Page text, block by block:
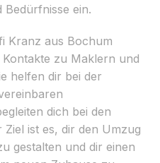
ein.
Kranz aus Bochum
zu Maklern und
helfen dir bei der
dich bei den
ist es, dir den Umzug
gestalten und dir einen